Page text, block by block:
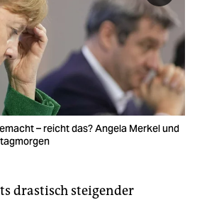
– reicht das? Angela Merkel und
drastisch steigender